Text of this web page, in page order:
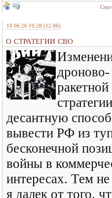
10.06.26 10:28 (12.06)
О СТРАТЕГИИ СВО
дроново-
ракетной
десантную
вывести РФ из
бесконечной
войны в
интересах. Тем
я далек от того,